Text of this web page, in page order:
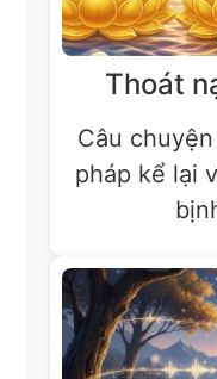
Thoát
Câu
pháp kể lại